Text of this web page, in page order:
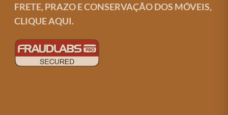
FRETE, PRAZO E CONSERVAÇÃO DOS MÓVEIS,
CLIQUE AQUI.